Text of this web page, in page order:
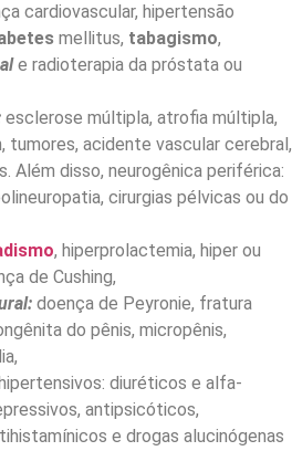
cardiovascular, hipertensão
mellitus, tabagismo,
e radioterapia da próstata ou
esclerose múltipla, atrofia múltipla,
tumores, acidente vascular cerebral,
Além disso, neurogênica periférica:
cirurgias pélvicas ou do
, hiperprolactemia, hiper ou
de Cushing,
doença de Peyronie, fratura
do pênis, micropênis,
diuréticos e alfa-
antipsicóticos,
e drogas alucinógenas